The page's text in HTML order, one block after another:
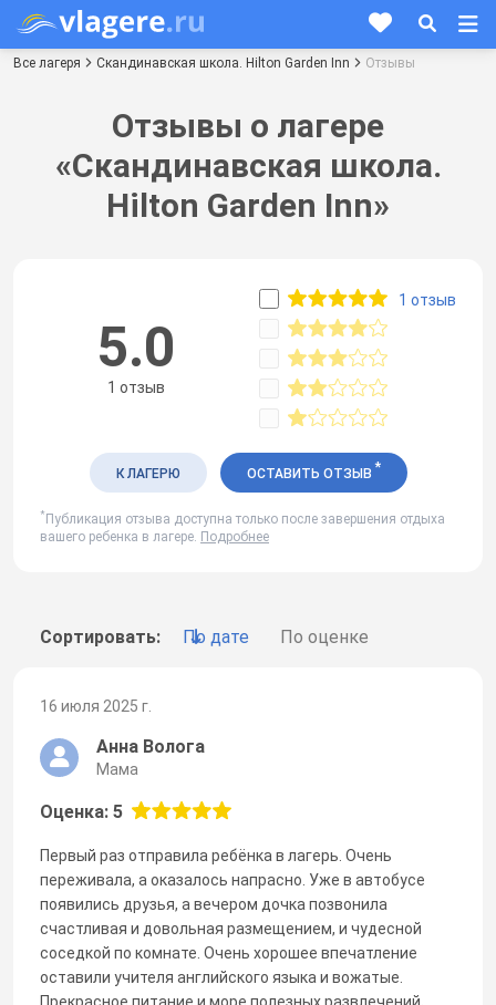
Все лагеря Скандинавская школа. Hilton Garden Inn Отзывы
Отзывы о лагере
«Скандинавская школа.
Hilton Garden Inn»
Сортировать: По дате По оценке
16 июля 2025 г.
Анна Волога
Мама
Оценка: 5
Первый раз отправила ребёнка в лагерь. Очень
переживала, а оказалось напрасно. Уже в автобусе
появились друзья, а вечером дочка позвонила
счастливая и довольная размещением, и чудесной
соседкой по комнате. Очень хорошее впечатление
оставили учителя английского языка и вожатые.
Прекрасное питание и море полезных развлечений,
5.0
1 отзыв
1 отзыв
К ЛАГЕРЮ ОСТАВИТЬ ОТЗЫВ *
* Публикация отзыва доступна только после завершения отдыха
вашего ребенка в лагере. Подробнее